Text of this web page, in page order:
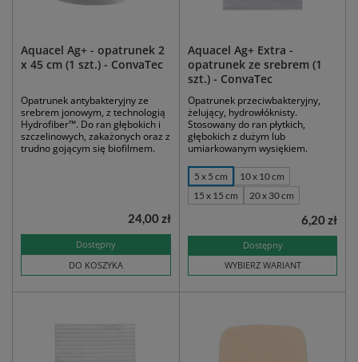
Aquacel Ag+ - opatrunek 2
x 45 cm (1 szt.) - ConvaTec
Opatrunek antybakteryjny ze
srebrem jonowym, z technologią
Hydrofiber™. Do ran głębokich i
szczelinowych, zakażonych oraz z
trudno gojącym się biofilmem.
Dostępny
DO KOSZYKA
24,00 zł
Aquacel Ag+ Extra -
opatrunek ze srebrem (1
szt.) - ConvaTec
Opatrunek przeciwbakteryjny,
żelujący, hydrowłóknisty.
Stosowany do ran płytkich,
głębokich z dużym lub
umiarkowanym wysiękiem.
5 x 5 cm
10 x 10 cm
15 x 15 cm
20 x 30 cm
Dostępny
WYBIERZ WARIANT
6,20 zł